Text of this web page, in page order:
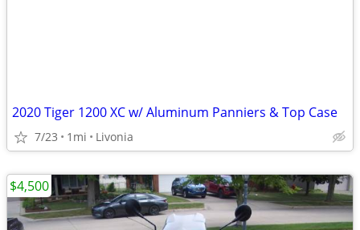
2020 Tiger 1200 XC w/ Aluminum Panniers & Top Case
7/23 1mi Livonia
$4,500